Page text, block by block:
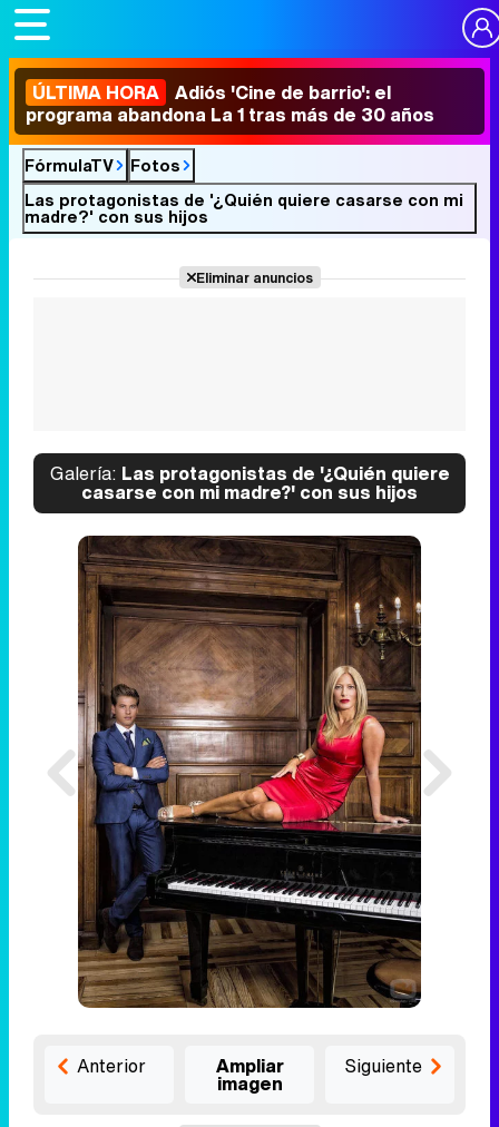
ÚLTIMA HORA Adiós 'Cine de barrio': el
programa abandona La 1 tras más de 30 años
FórmulaTV
Fotos
Las protagonistas de '¿Quién quiere casarse con mi
madre?' con sus hijos
Eliminar anuncios
Galería: Las protagonistas de '¿Quién quiere
casarse con mi madre?' con sus hijos
Anterior Ampliar
imagen
Siguiente